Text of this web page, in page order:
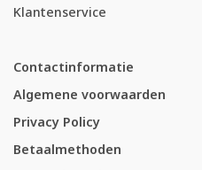
Klantenservice
Contactinformatie
Algemene voorwaarden
Privacy Policy
Betaalmethoden